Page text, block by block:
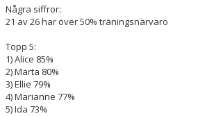
Några siffror:
21 av 26 har över 50% träningsnärvaro
Topp 5:
1) Alice 85%
2) Marta 80%
3) Ellie 79%
4) Marianne 77%
5) Ida 73%